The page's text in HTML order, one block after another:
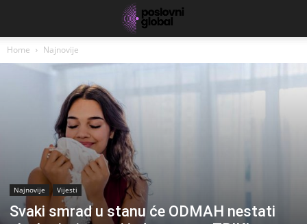
Home Najnovije
Najnovije Vijesti
Svaki smrad u stanu će ODMAH nestati